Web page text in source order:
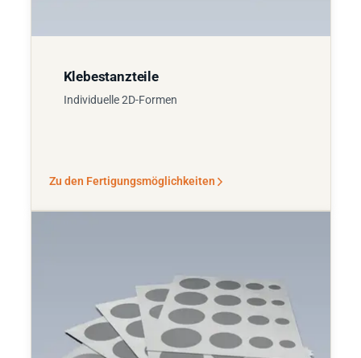
Klebestanzteile
Individuelle 2D-Formen
Zu den Fertigungsmöglichkeiten